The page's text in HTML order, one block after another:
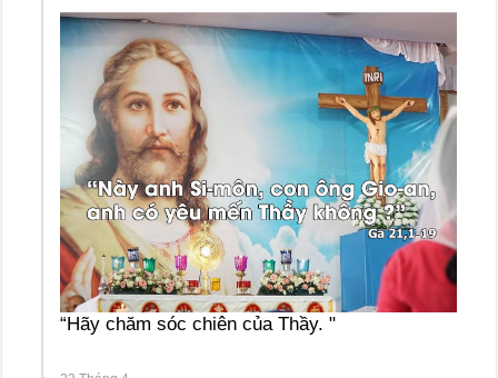
“Hãy chăm sóc chiên của Thầy. "